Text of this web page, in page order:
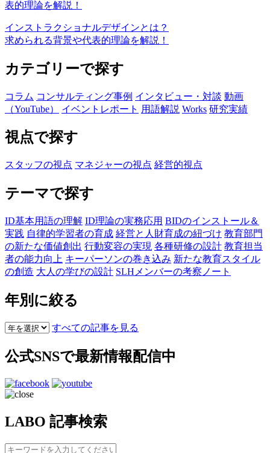
インストラクショナルデザインとは？
求められる背景や代表的理論を解説！
カテゴリーで探す
コラム コンサルティング事例 インタビュー・対談 動画
（YouTube）
イベントレポート 用語解説 Works 研究実績
視点で探す
スタッフの視点 マネジャーの視点 経営的視点
テーマで探す
ID基本用語の理解 ID理論の実務応用 BIDのインストール＆
実践 自律的学習者の育成 経営と人財育成の紐づけ 教育部門
の新たな価値創出 行動変容の実現 各種研修の設計 教育担当
者の能力向上 キーパーソンの巻き込み 新たな教育スタイル
の創造 大人の学びの設計 SLHメンバーの考察ノート
年別に絞る
すべての記事を見る
公式SNSで最新情報配信中
LABO 記事検索